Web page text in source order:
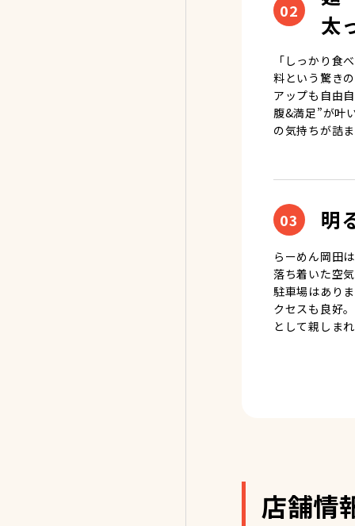
02
太
「しっかり食
料という驚き
アップも自由
腹&満足”が叶
の気持ちが詰
03 明
らーめん岡田
落ち着いた空
駐車場はあり
クセスも良好
として親しま
店舗情